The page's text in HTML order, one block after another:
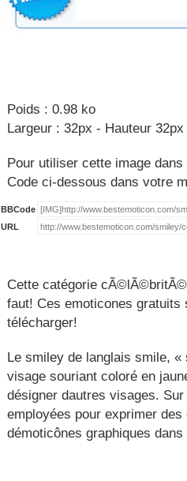
Poids : 0.98 ko
Largeur : 32px - Hauteur 32px
Pour utiliser cette image
Code ci-dessous dans votre
BBCode
URL
Cette catégorie
faut! Ces emoticones
télécharger!
Le smiley de langlais smile,
visage souriant coloré en
désigner dautres visages.
employées pour exprimer
démoticônes graphiques